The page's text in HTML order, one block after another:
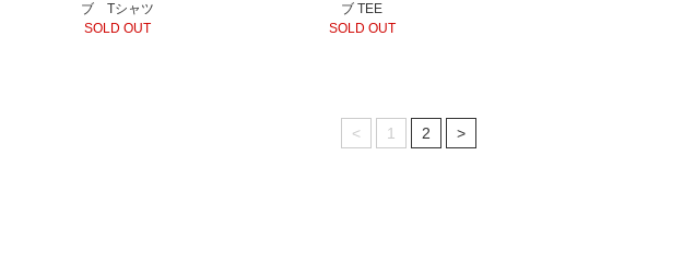
ブ Tシャツ
SOLD OUT
ブ TEE
SOLD OUT
< 1 2 >